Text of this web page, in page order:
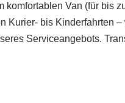
Van (für bis
bis Kinderfahrten
Serviceangebots.